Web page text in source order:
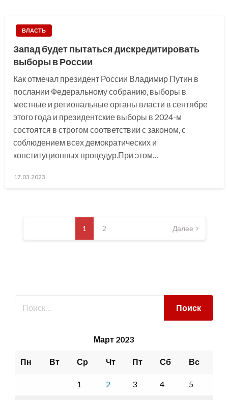
ВЛАСТЬ
Запад будет пытаться дискредитировать
выборы в России
Как отмечал президент России Владимир Путин в
послании Федеральному собранию, выборы в
местные и региональные органы власти в сентябре
этого года и президентские выборы в 2024-м
состоятся в строгом соответствии с законом, с
соблюдением всех демократических и
конституционных процедур.При этом…
Posted
17.03.2023
Навигация
записям
1 2 Далее
Март 2023
Пн Вт Ср Чт Пт Сб Вс
1 2 3 4 5